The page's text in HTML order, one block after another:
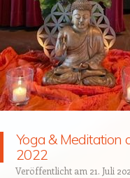
Yoga & Meditation
2022
Veröffentlicht am 21. Juli